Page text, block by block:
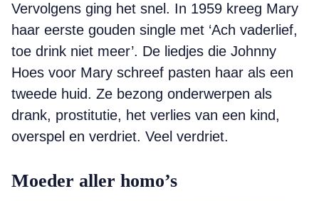
Vervolgens ging het snel. In 1959 kreeg Mary
haar eerste gouden single met ‘Ach vaderlief,
toe drink niet meer’. De liedjes die Johnny
Hoes voor Mary schreef pasten haar als een
tweede huid. Ze bezong onderwerpen als
drank, prostitutie, het verlies van een kind,
overspel en verdriet. Veel verdriet.
Moeder aller homo’s